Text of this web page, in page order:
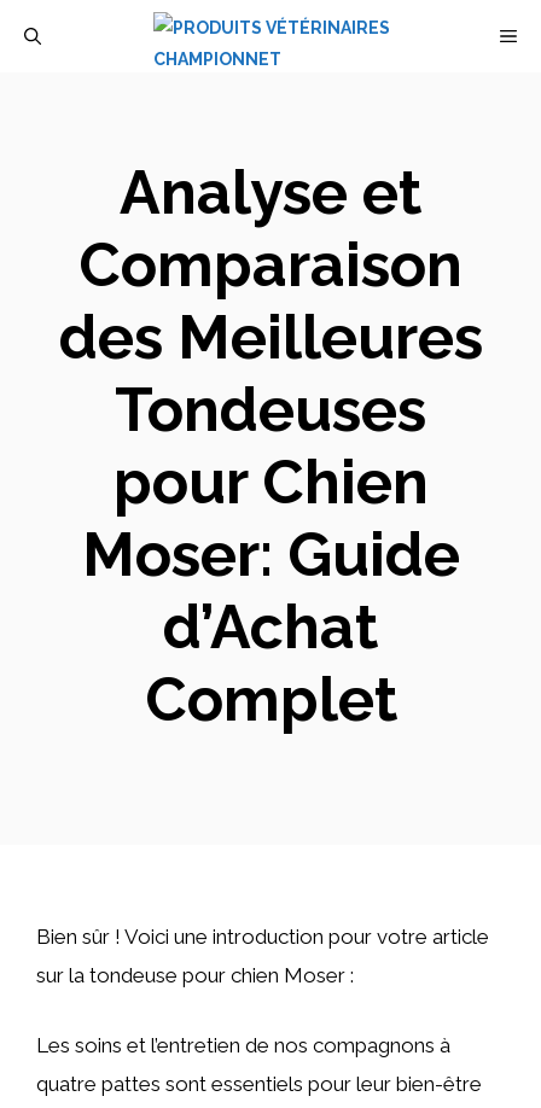
Analyse et
Comparaison
des Meilleures
Tondeuses
pour Chien
Moser: Guide
d’Achat
Complet
Bien sûr ! Voici une introduction pour votre article
sur la tondeuse pour chien Moser :
Les soins et l’entretien de nos compagnons à
quatre pattes sont essentiels pour leur bien-être